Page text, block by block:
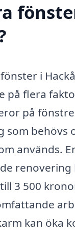
i
på flera
på
som behövs
används.
renovering
3 500
kan öka